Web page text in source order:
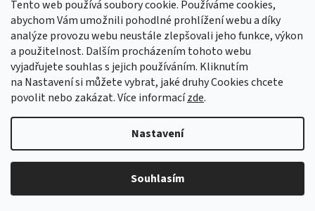
Tento web používá soubory cookie. Používáme cookies,
abychom Vám umožnili pohodlné prohlížení webu a díky
analýze provozu webu neustále zlepšovali jeho funkce, výkon
a použitelnost. Dalším procházením tohoto webu
vyjadřujete souhlas s jejich používáním. Kliknutím
na Nastavení si můžete vybrat, jaké druhy Cookies chcete
povolit nebo zakázat. Více informacízde.
Nastavení
Souhlasím
Přijímáme online platby
Copyright 2026GASTRO HOLDING CANDOLA, s. r. o.. Všechna
práva vyhrazena.Upravit nastavení cookies